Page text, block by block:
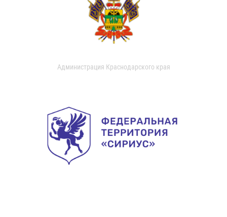
Администрация Краснодарского края